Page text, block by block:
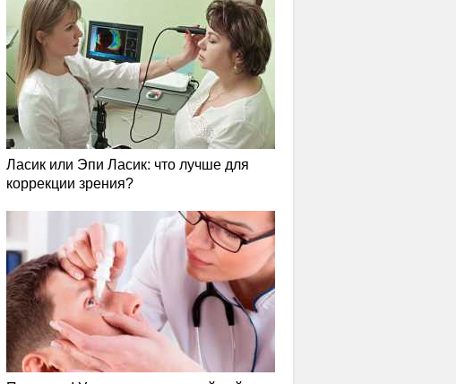
Ласик или Эпи Ласик: что лучше для
коррекции зрения?